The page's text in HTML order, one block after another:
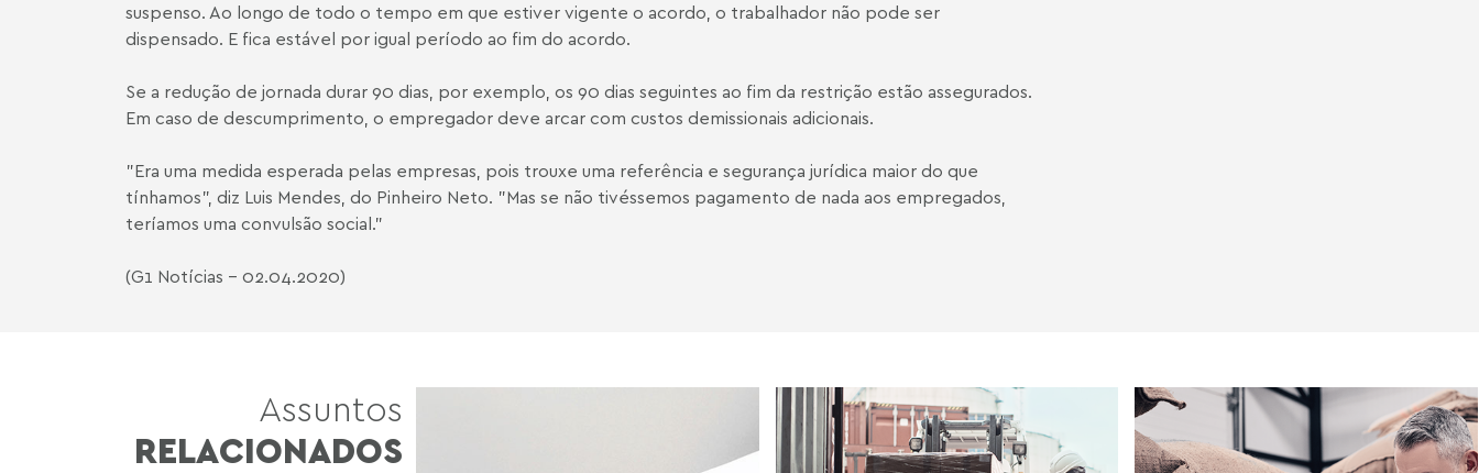
suspenso. Ao longo de todo o tempo em que estiver vigente o acordo, o trabalhador não pode ser
dispensado. E fica estável por igual período ao fim do acordo.
Se a redução de jornada durar 90 dias, por exemplo, os 90 dias seguintes ao fim da restrição estão assegurados.
Em caso de descumprimento, o empregador deve arcar com custos demissionais adicionais.
"Era uma medida esperada pelas empresas, pois trouxe uma referência e segurança jurídica maior do que
tínhamos", diz Luis Mendes, do Pinheiro Neto. "Mas se não tivéssemos pagamento de nada aos empregados,
teríamos uma convulsão social."
(G1 Notícias - 02.04.2020)
Assuntos
RELACIONADOS